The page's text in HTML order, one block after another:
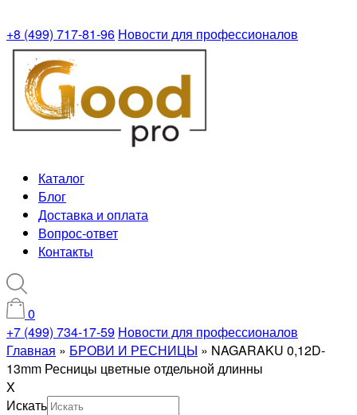
+8 (499) 717-81-96 Новости для профессионалов
Каталог
Блог
Доставка и оплата
Вопрос-ответ
Контакты
0
+7 (499) 734-17-59 Новости для профессионалов
Главная » БРОВИ И РЕСНИЦЫ » NAGARAKU 0,12D-
13mm Ресницы цветные отдельной длинны
X
Искать